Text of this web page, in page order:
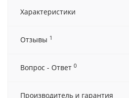
Характеристики
Отзывы 1
Вопрос - Ответ 0
Производитель и гарантия